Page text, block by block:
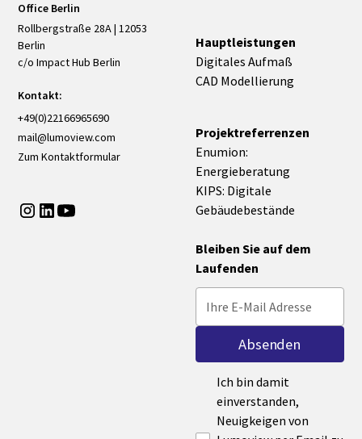
Office Berlin
Rollbergstraße 28A | 12053
Berlin
c/o Impact Hub Berlin
Kontakt:
+49(0)22166965690
mail@lumoview.com
Zum Kontaktformular
Hauptleistungen
Digitales Aufmaß
CAD Modellierung
Projektreferrenzen
Enumion:
Energieberatung
KIPS: Digitale
Gebäudebestände
Bleiben Sie auf dem
Laufenden
Ich bin damit
einverstanden,
Neuigkeigen von